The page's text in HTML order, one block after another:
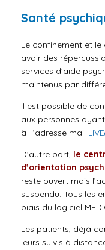
Santé
Le confinement et
avoir des
services d’aide
maintenus par
Il est possible de
aux personnes
à l’adresse mail
D’autre part, le
d’orientation
reste ouvert mais
suspendu. Tous les
biais du logiciel
Les patients, déjà
leurs suivis à